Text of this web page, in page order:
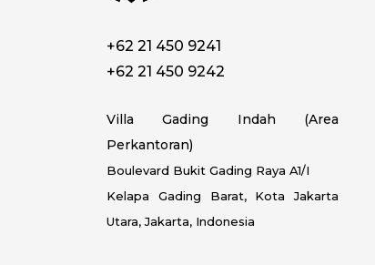
+62 21 450 9241
+62 21 450 9242
Villa Gading Indah (Area
Perkantoran)
Boulevard Bukit Gading Raya A1/I
Kelapa Gading Barat, Kota Jakarta
Utara, Jakarta, Indonesia
EN-ZA
AF-ZA
TH-TH
ZH-CN
MS-MY